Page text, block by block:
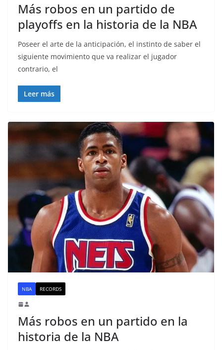
Más robos en un partido de
playoffs en la historia de la NBA
Poseer el arte de la anticipación, el instinto de saber el
siguiente movimiento que va realizar el jugador
contrario, el
Leer más
NBA RECORDS
Más robos en un partido en la
historia de la NBA